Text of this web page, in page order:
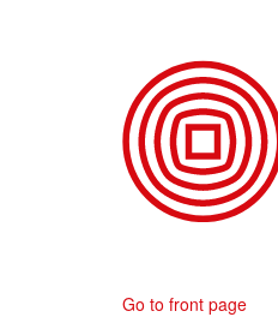
Go to front page